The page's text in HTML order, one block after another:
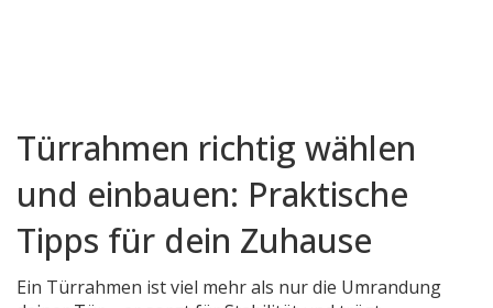
Türrahmen richtig wählen
und einbauen: Praktische
Tipps für dein Zuhause
Ein Türrahmen ist viel mehr als nur die Umrandung